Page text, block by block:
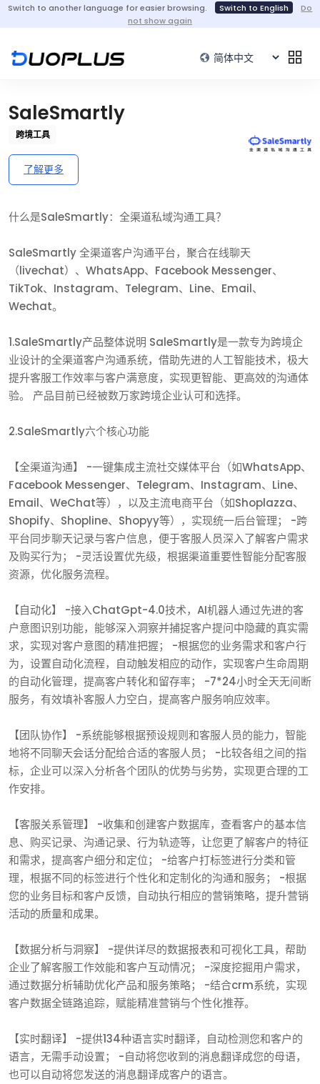
Switch to another language for easier browsing. Switch to English
Do
not show again
SaleSmartly
跨境工具
了解更多
什么是SaleSmartly：全渠道私域沟通工具？
SaleSmartly 全渠道客户沟通平台，聚合在线聊天
（livechat）、WhatsApp、Facebook Messenger、
TikTok、Instagram、Telegram、Line、Email、
Wechat。
1.SaleSmartly产品整体说明 SaleSmartly是一款专为跨境企
业设计的全渠道客户沟通系统，借助先进的人工智能技术，极大
提升客服工作效率与客户满意度，实现更智能、更高效的沟通体
验。 产品目前已经被数万家跨境企业认可和选择。
2.SaleSmartly六个核心功能
【全渠道沟通】 -一键集成主流社交媒体平台（如WhatsApp、
Facebook Messenger、Telegram、Instagram、Line、
Email、WeChat等），以及主流电商平台（如Shoplazza、
Shopify、Shopline、Shopyy等），实现统一后台管理； -跨
平台同步聊天记录与客户信息，便于客服人员深入了解客户需求
及购买行为； -灵活设置优先级，根据渠道重要性智能分配客服
资源，优化服务流程。
【自动化】 -接入ChatGpt-4.0技术，AI机器人通过先进的客
户意图识别功能，能够深入洞察并捕捉客户提问中隐藏的真实需
求，实现对客户意图的精准把握； -根据您的业务需求和客户行
为，设置自动化流程，自动触发相应的动作，实现客户生命周期
的自动化管理，提高客户转化和留存率； -7*24小时全天无间断
服务，有效填补客服人力空白，提高客户服务响应效率。
【团队协作】 -系统能够根据预设规则和客服人员的能力，智能
地将不同聊天会话分配给合适的客服人员； -比较各组之间的指
标，企业可以深入分析各个团队的优势与劣势，实现更合理的工
作安排。
【客服关系管理】 -收集和创建客户数据库，查看客户的基本信
息、购买记录、沟通记录、行为轨迹等，让您更了解客户的特征
和需求，提高客户细分和定位； -给客户打标签进行分类和管
理，根据不同的标签进行个性化和定制化的沟通和服务； -根据
您的业务目标和客户反馈，自动执行相应的营销策略，提升营销
活动的质量和成果。
【数据分析与洞察】 -提供详尽的数据报表和可视化工具，帮助
企业了解客服工作效能和客户互动情况； -深度挖掘用户需求，
通过数据分析辅助优化产品和服务策略； -结合crm系统，实现
客户数据全链路追踪，赋能精准营销与个性化推荐。
【实时翻译】 -提供134种语言实时翻译，自动检测您和客户的
语言，无需手动设置； -自动将您收到的消息翻译成您的母语，
也可以自动将您发送的消息翻译成客户的语言。